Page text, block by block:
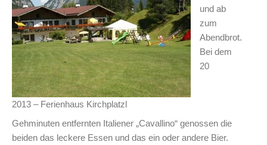
2013 – Ferienhaus Kirchplatzl
und ab
zum
Abendbrot.
Bei dem
20
Gehminuten entfernten Italiener „Cavallino“ genossen die
beiden das leckere Essen und das ein oder andere Bier.